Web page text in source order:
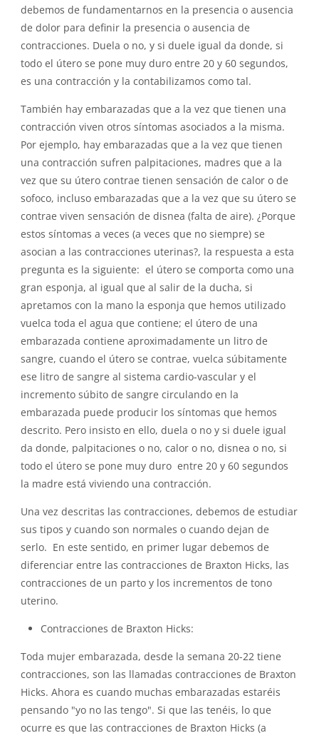
debemos de fundamentarnos en la presencia o ausencia
de dolor para definir la presencia o ausencia de
contracciones. Duela o no, y si duele igual da donde, si
todo el útero se pone muy duro entre 20 y 60 segundos,
es una contracción y la contabilizamos como tal.
También hay embarazadas que a la vez que tienen una
contracción viven otros síntomas asociados a la misma.
Por ejemplo, hay embarazadas que a la vez que tienen
una contracción sufren palpitaciones, madres que a la
vez que su útero contrae tienen sensación de calor o de
sofoco, incluso embarazadas que a la vez que su útero se
contrae viven sensación de disnea (falta de aire). ¿Porque
estos síntomas a veces (a veces que no siempre) se
asocian a las contracciones uterinas?, la respuesta a esta
pregunta es la siguiente: el útero se comporta como una
gran esponja, al igual que al salir de la ducha, si
apretamos con la mano la esponja que hemos utilizado
vuelca toda el agua que contiene; el útero de una
embarazada contiene aproximadamente un litro de
sangre, cuando el útero se contrae, vuelca súbitamente
ese litro de sangre al sistema cardio-vascular y el
incremento súbito de sangre circulando en la
embarazada puede producir los síntomas que hemos
descrito. Pero insisto en ello, duela o no y si duele igual
da donde, palpitaciones o no, calor o no, disnea o no, si
todo el útero se pone muy duro entre 20 y 60 segundos
la madre está viviendo una contracción.
Una vez descritas las contracciones, debemos de estudiar
sus tipos y cuando son normales o cuando dejan de
serlo. En este sentido, en primer lugar debemos de
diferenciar entre las contracciones de Braxton Hicks, las
contracciones de un parto y los incrementos de tono
uterino.
Contracciones de Braxton Hicks:
Toda mujer embarazada, desde la semana 20-22 tiene
contracciones, son las llamadas contracciones de Braxton
Hicks. Ahora es cuando muchas embarazadas estaréis
pensando "yo no las tengo". Si que las tenéis, lo que
ocurre es que las contracciones de Braxton Hicks (a